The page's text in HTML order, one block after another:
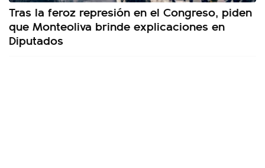
Tras la feroz represión en el Congreso, piden
que Monteoliva brinde explicaciones en
Diputados